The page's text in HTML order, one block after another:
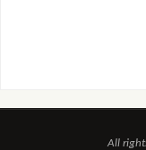
All